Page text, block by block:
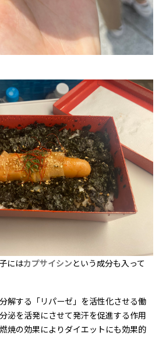
にはカプサイシンという成分も入って
解する「リパーゼ」を活性化させる働
泌を活発にさせて発汗を促進する作用
焼の効果によりダイエットにも効果的